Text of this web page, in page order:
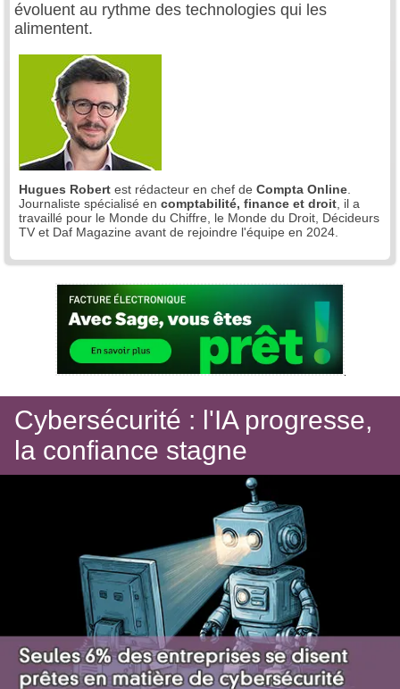
évoluent au rythme des technologies qui les
alimentent.
Hugues Robert est rédacteur en chef de Compta Online
Journaliste spécialisé en comptabilité, finance et droit , il a
travaillé pour le Monde du Chiffre, le Monde du Droit, Décideurs
TV et Daf Magazine avant de rejoindre l'équipe en 2024.
Cybersécurité : l'IA progresse,
la confiance stagne